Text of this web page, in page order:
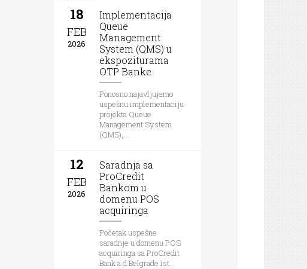
18
FEB
2026
Implementacija
Queue
Management
System (QMS) u
ekspoziturama
OTP Banke
Ponosno najavljujemo
uspešnu implementaciju
projekta Queue
Management System
(QMS),...
12
FEB
2026
Saradnja sa
ProCredit
Bankom u
domenu POS
acquiringa
Početak uspešne
saradnje u domenu POS
acquiringa sa ProCredit
Bank a.d Belgrade ist...